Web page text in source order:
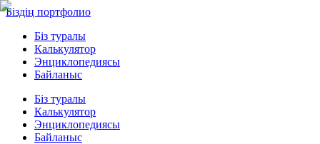
Біздің портфолио
Біз туралы
Калькулятор
Энциклопедиясы
Байланыс
Біз туралы
Калькулятор
Энциклопедиясы
Байланыс